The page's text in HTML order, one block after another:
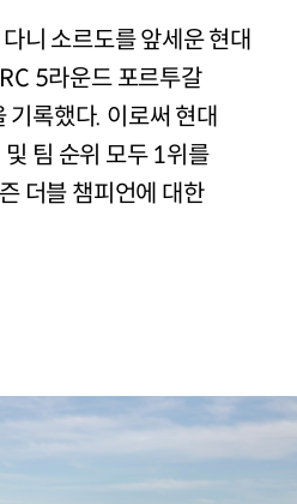
니 소르도를 앞세운 현대
5라운드 포르투갈
기록했다. 이로써 현대
팀 순위 모두 1위를
더블 챔피언에 대한